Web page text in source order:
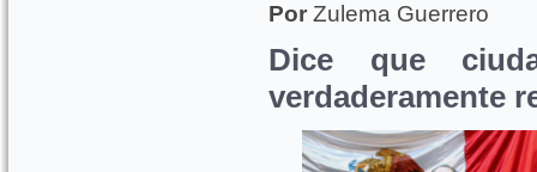
Por Zulema Guerrero
Dice que
verdaderamente